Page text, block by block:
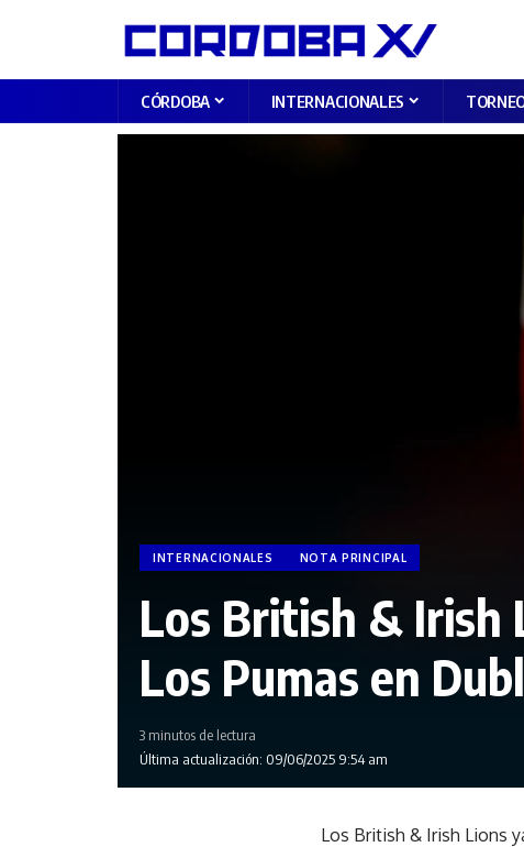
CÓRDOBA INTERNACIONALES
INTERNACIONALES NOTA PRINCIPAL
Los British & Irish
Los Pumas en
Última actualización: 09/06/2025 9:54 am
3 minutos de lectura
Los British & Irish Lions